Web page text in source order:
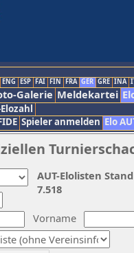
ENG ESP FAI FIN FRA GER GRE INA
Galerie Meldekartei
Spieler anmelden Elo
Vorname
AUT-Elolisten
7.518